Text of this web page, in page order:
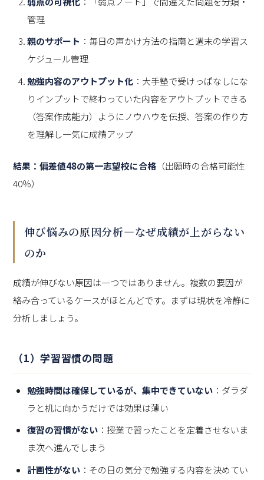
管理
親のサポート ：毎日の声かけ方法の指南と週末の学習ス
ケジュール管理
勉強内容のアウトプット化 ：大手塾で受けっぱなしにな
りインプットで終わっていた内容をアウトプットできる
（答案作成能力）ようにノウハウを伝授、答案の作り方
を理解し一気に成績アップ
結果：偏差値48の第一志望校に合格 （出願時の合格可能性
40％）
伸び悩みの原因分析—なぜ成績が上がらない
のか
成績が伸びない原因は一つではありません。複数の要因が
絡み合っているケースがほとんどです。まずは現状を冷静に
分析しましょう。
（1）学習習慣の問題
勉強時間は確保しているが、集中できていない ：ダラダ
ラと机に向かうだけでは効果は薄い
復習の習慣がない ：授業で習ったことを定着させないま
ま次へ進んでしまう
計画性がない ：その日の気分で勉強する内容を決めてい